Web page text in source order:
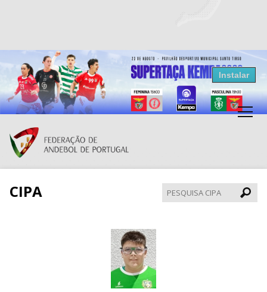
Resultados Andebol
Federação de Andebol de Portugal
Grátis - Disponivel na Play Store
Instalar
CIPA
CIPA